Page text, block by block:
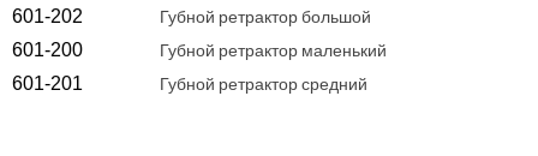
601-202
Губной ретрактор большой
601-200
Губной ретрактор маленький
601-201 Губной ретрактор средний